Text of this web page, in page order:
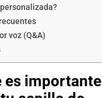
voz (Q&A)
es importante